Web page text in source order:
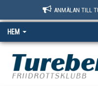
ANMÄLAN TILL
HEM